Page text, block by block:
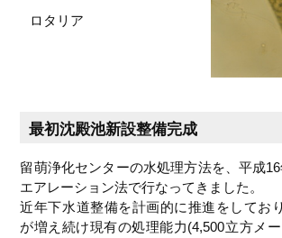
ロタリア
最初沈殿池新設整備完成
留萌浄化センターの水処理方法を、平成
エアレーション法で行なってきました。
近年下水道整備を計画的に推進をしてお
が増え続け現有の処理能力(4,500立方メ